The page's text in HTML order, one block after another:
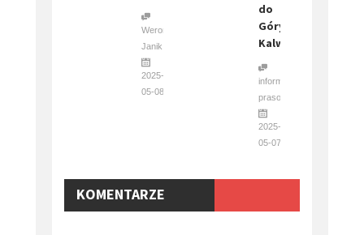
Weronika
Janik
2025-
05-08
do
Góry
Kalwarii
informacja
prasowa
2025-
05-07
KOMENTARZE